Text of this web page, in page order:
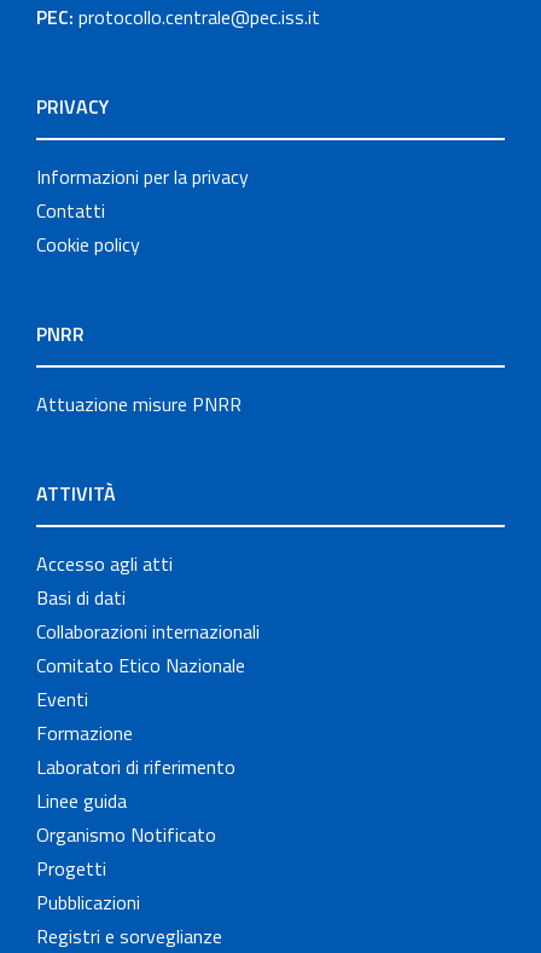
PEC: protocollo.centrale@pec.iss.it
PRIVACY
Informazioni per la privacy
Contatti
Cookie policy
PNRR
Attuazione misure PNRR
ATTIVITÀ
Accesso agli atti
Basi di dati
Collaborazioni internazionali
Comitato Etico Nazionale
Eventi
Formazione
Laboratori di riferimento
Linee guida
Organismo Notificato
Progetti
Pubblicazioni
Registri e sorveglianze